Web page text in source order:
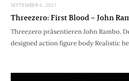
SEPTEMBER 6, 2021
Threezero: First Blood – John
Threezero präsentieren John Rambo.
designed action figure body Realistic